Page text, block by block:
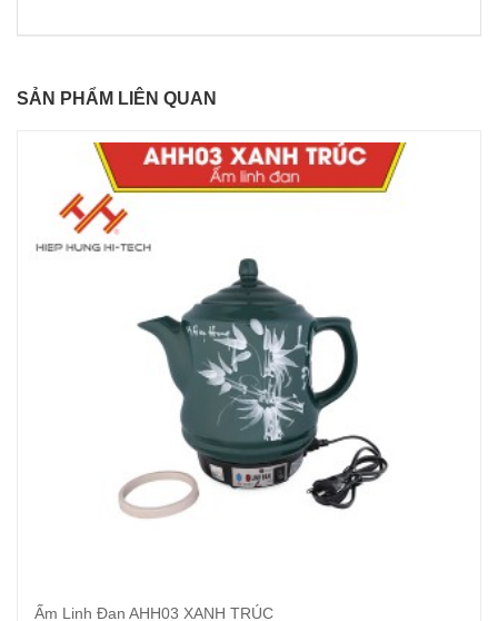
SẢN PHẨM LIÊN QUAN
Ấm Linh Đan AHH03 XANH TRÚC